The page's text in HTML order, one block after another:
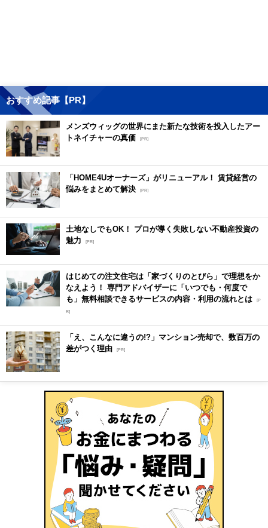
おすすめ記事【PR】
メンズウィッグの世界にまた新たな技術を投入したアー
トネイチャーの真価 [PR]
「HOME4Uオーナーズ」がリニューアル！ 賃貸経営の
悩みをまとめて解決 [PR]
土地なしでもOK！ プロが導く失敗しない不動産投資の
魅力
[PR]
はじめての注文住宅は「家づくりのとびら」で理想をか
なえよう！ 専門アドバイザーに「いつでも・何度で
も」無料相談できるサービスの内容・利用の流れとは [P
R]
「え、こんなに違うの!?」マンション売却で、数百万の
差がつく理由 [PR]